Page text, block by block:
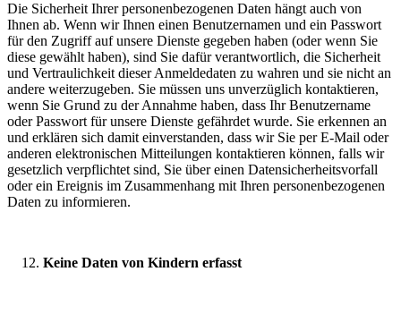
Die Sicherheit Ihrer personenbezogenen Daten hängt auch von
Ihnen ab. Wenn wir Ihnen einen Benutzernamen und ein Passwort
für den Zugriff auf unsere Dienste gegeben haben (oder wenn Sie
diese gewählt haben), sind Sie dafür verantwortlich, die Sicherheit
und Vertraulichkeit dieser Anmeldedaten zu wahren und sie nicht an
andere weiterzugeben. Sie müssen uns unverzüglich kontaktieren,
wenn Sie Grund zu der Annahme haben, dass Ihr Benutzername
oder Passwort für unsere Dienste gefährdet wurde. Sie erkennen an
und erklären sich damit einverstanden, dass wir Sie per E-Mail oder
anderen elektronischen Mitteilungen kontaktieren können, falls wir
gesetzlich verpflichtet sind, Sie über einen Datensicherheitsvorfall
oder ein Ereignis im Zusammenhang mit Ihren personenbezogenen
Daten zu informieren.
Keine Daten von Kindern erfasst